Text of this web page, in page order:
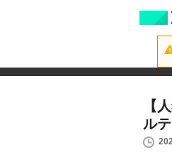
【
ル